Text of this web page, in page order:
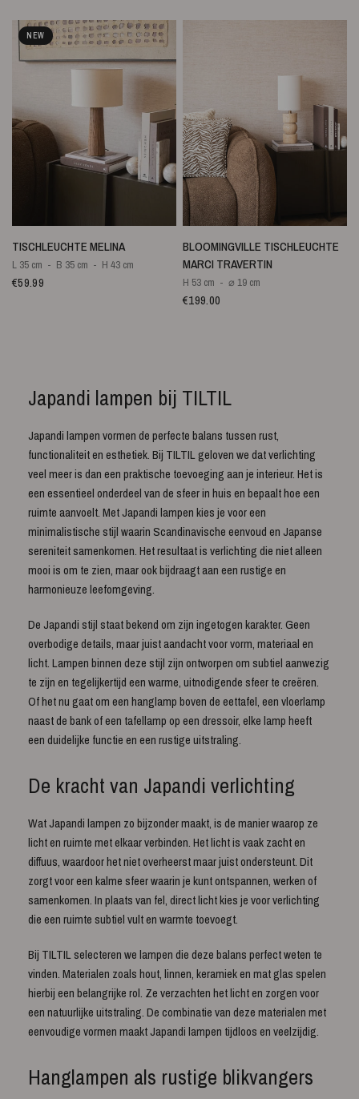
NEW
SCHNELLANSICHT
TISCHLEUCHTE MELINA
L 35 cm B 35 cm H 43 cm
€59.99
SCHNELLANSICHT
BLOOMINGVILLE TISCHLEUCHTE
MARCI TRAVERTIN
H 53 cm ⌀ 19 cm
€199.00
Japandi lampen bij TILTIL
Japandi lampen vormen de perfecte balans tussen rust,
functionaliteit en esthetiek. Bij TILTIL geloven we dat verlichting
veel meer is dan een praktische toevoeging aan je interieur. Het is
een essentieel onderdeel van de sfeer in huis en bepaalt hoe een
ruimte aanvoelt. Met Japandi lampen kies je voor een
minimalistische stijl waarin Scandinavische eenvoud en Japanse
sereniteit samenkomen. Het resultaat is verlichting die niet alleen
mooi is om te zien, maar ook bijdraagt aan een rustige en
harmonieuze leefomgeving.
De Japandi stijl staat bekend om zijn ingetogen karakter. Geen
overbodige details, maar juist aandacht voor vorm, materiaal en
licht. Lampen binnen deze stijl zijn ontworpen om subtiel aanwezig
te zijn en tegelijkertijd een warme, uitnodigende sfeer te creëren.
Of het nu gaat om een hanglamp boven de eettafel, een vloerlamp
naast de bank of een tafellamp op een dressoir, elke lamp heeft
een duidelijke functie en een rustige uitstraling.
De kracht van Japandi verlichting
Wat Japandi lampen zo bijzonder maakt, is de manier waarop ze
licht en ruimte met elkaar verbinden. Het licht is vaak zacht en
diffuus, waardoor het niet overheerst maar juist ondersteunt. Dit
zorgt voor een kalme sfeer waarin je kunt ontspannen, werken of
samenkomen. In plaats van fel, direct licht kies je voor verlichting
die een ruimte subtiel vult en warmte toevoegt.
Bij TILTIL selecteren we lampen die deze balans perfect weten te
vinden. Materialen zoals hout, linnen, keramiek en mat glas spelen
hierbij een belangrijke rol. Ze verzachten het licht en zorgen voor
een natuurlijke uitstraling. De combinatie van deze materialen met
eenvoudige vormen maakt Japandi lampen tijdloos en veelzijdig.
Hanglampen als rustige blikvangers